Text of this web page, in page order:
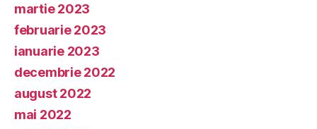
martie 2023
februarie 2023
ianuarie 2023
decembrie 2022
august 2022
mai 2022